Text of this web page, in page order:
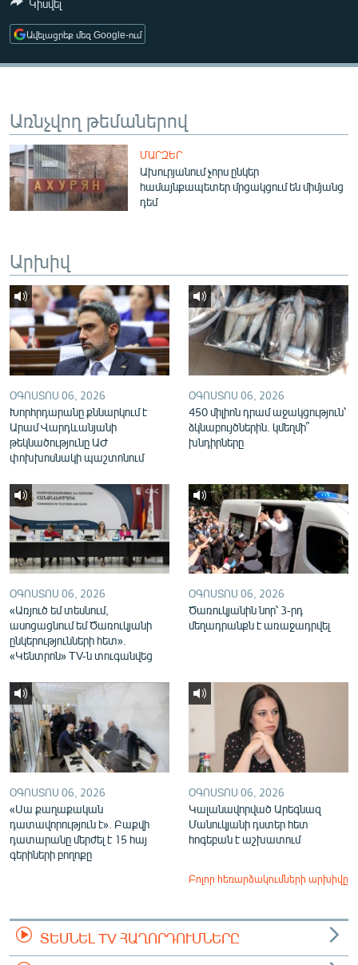
ԿՈՐՈՆԱՎԻՐՈՒՍ
ԲԱՆԱՎԵՃ
ՁԳՏԵԼՈՎ ԼԱՎԱԳՈՒՅՆԻՆ
ՓՈԴՔԱՍԹ
English
Русский
ՀԵՏԵՎԵՔ ՄԵԶ
«Ազատության» բոլոր կայքերը
Կիսվել
Ավելացրեք մեզ Google-ում
Առնչվող թեմաներով
ՄԱՐԶԵՐ
Ախուրյանում չորս ընկեր
համայնքապետեր մրցակցում են միմյանց
դեմ
Արխիվ
ՕԳՈՍՏՈՍ 06, 2026
Խորհրդարանը քննարկում է
Արամ Վարդևանյանի
թեկնածությունը ԱԺ
փոխխոսնակի պաշտոնում
ՕԳՈՍՏՈՍ 06, 2026
450 միլիոն դրամ աջակցություն՝
ձկնաբույծներին. կմեղմի՞
խնդիրները
ՕԳՈՍՏՈՍ 06, 2026
«Առյուծ եմ տեսնում,
ասոցացնում եմ Ծառուկյանի
ընկերությունների հետ».
«Կենտրոն» TV-ն տուգանվեց
ՕԳՈՍՏՈՍ 06, 2026
Ծառուկյանին նոր՝ 3-րդ
մեղադրանքն է առաջադրվել
ՕԳՈՍՏՈՍ 06, 2026
«Սա քաղաքական
դատավորություն է». Բաքվի
դատարանը մերժել է 15 հայ
գերիների բողոքը
ՕԳՈՍՏՈՍ 06, 2026
Կալանավորված Արեգնազ
Մանուկյանի դստեր հետ
հոգեբան է աշխատում
Բոլոր հեռարձակումների արխիվը
ՏԵՍՆԵԼ TV ՀԱՂՈՐԴՈՒՄՆԵՐԸ